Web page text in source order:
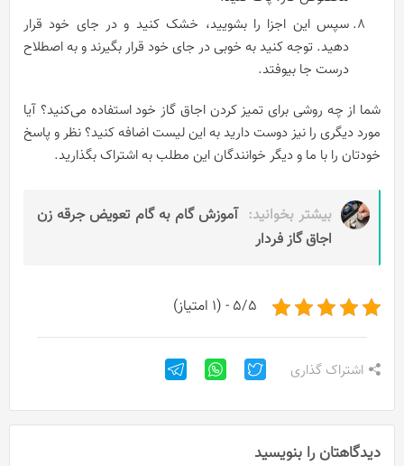
سپس این اجزا را بشوييد، خشک کنید و در جای خود قرار
دهید. توجه کنید به خوبی در جای خود قرار بگيرند و به اصطلاح
درست جا بیوفتد.
شما از چه روشی برای تميز کردن اجاق‌ گاز خود استفاده می‌کنید؟ آیا
مورد دیگری را نیز دوست دارید به این لیست اضافه کنید؟ نظر و پاسخ
خودتان‌ را با ما و دیگر خوانندگان این مطلب به اشتراک بگذارید.
بیشتر بخوانید: آموزش گام به گام تعویض جرقه زن
اجاق گاز فردار
5/5 - (1 امتیاز)
اشتراک گذاری
دیدگاهتان را بنویسید